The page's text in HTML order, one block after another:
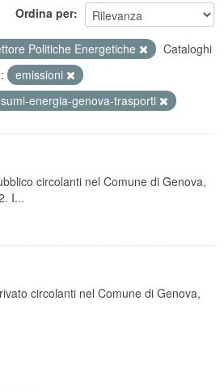
Ordina per
Politiche Energetiche
Cataloghi
emissioni
energia-genova-trasporti
circolanti nel Comune di Genova,
I...
circolanti nel Comune di Genova,